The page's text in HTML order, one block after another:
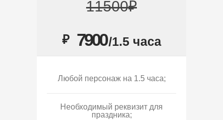
11500₽
₽ 7900/1.5 часа
Любой персонаж на 1.5 часа;
Необходимый реквизит для
праздника;